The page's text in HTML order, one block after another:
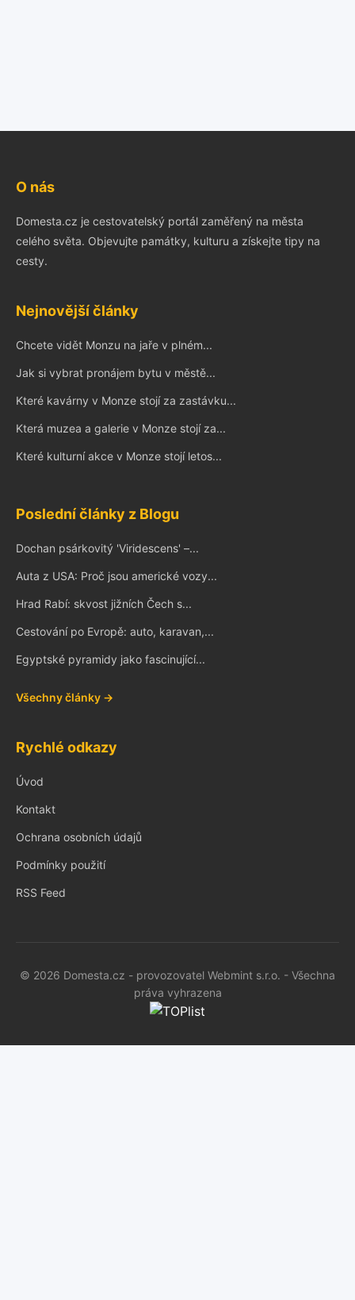
O nás
Domesta.cz je cestovatelský portál zaměřený na města
celého světa. Objevujte památky, kulturu a získejte tipy na
cesty.
Nejnovější články
Chcete vidět Monzu na jaře v plném...
Jak si vybrat pronájem bytu v městě...
Které kavárny v Monze stojí za zastávku...
Která muzea a galerie v Monze stojí za...
Které kulturní akce v Monze stojí letos...
Poslední články z Blogu
Dochan psárkovitý 'Viridescens' –...
Auta z USA: Proč jsou americké vozy...
Hrad Rabí: skvost jižních Čech s...
Cestování po Evropě: auto, karavan,...
Egyptské pyramidy jako fascinující...
Všechny články →
Rychlé odkazy
Úvod
Kontakt
Ochrana osobních údajů
Podmínky použití
RSS Feed
© 2026 Domesta.cz - provozovatel Webmint s.r.o. - Všechna
práva vyhrazena